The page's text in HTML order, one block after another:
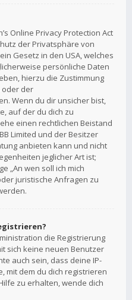
Online Privacy Protection Act
der Privatsphäre von
Gesetz in den USA, welches
persönliche Daten
hierzu die Zustimmung
oder der
Wenn du dir unsicher bist,
auf der du dich zu
einen rechtlichen Beistand
Limited und der Besitzer
anbieten kann und nicht
jeglicher Art ist;
„An wen soll ich mich
juristische Anfragen zu
die Registrierung
sich keine neuen Benutzer
auch sein, dass deine IP-
mit dem du dich registrieren
zu erhalten, wende dich